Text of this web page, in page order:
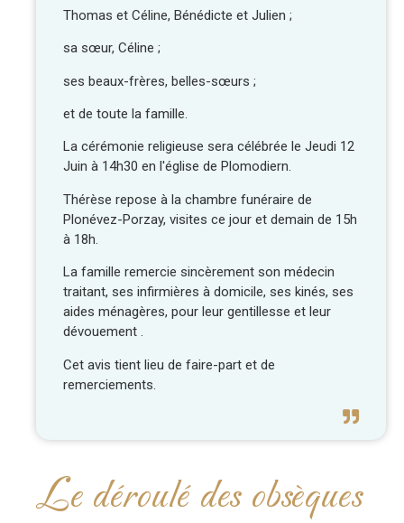
Thomas et Céline, Bénédicte et Julien ;
sa sœur, Céline ;
ses beaux-frères, belles-sœurs ;
et de toute la famille.
La cérémonie religieuse sera célébrée le Jeudi 12
Juin à 14h30 en l'église de Plomodiern.
Thérèse repose à la chambre funéraire de
Plonévez-Porzay, visites ce jour et demain de 15h
à 18h.
La famille remercie sincèrement son médecin
traitant, ses infirmières à domicile, ses kinés, ses
aides ménagères, pour leur gentillesse et leur
dévouement .
Cet avis tient lieu de faire-part et de
remerciements.
Le déroulé des obsèques